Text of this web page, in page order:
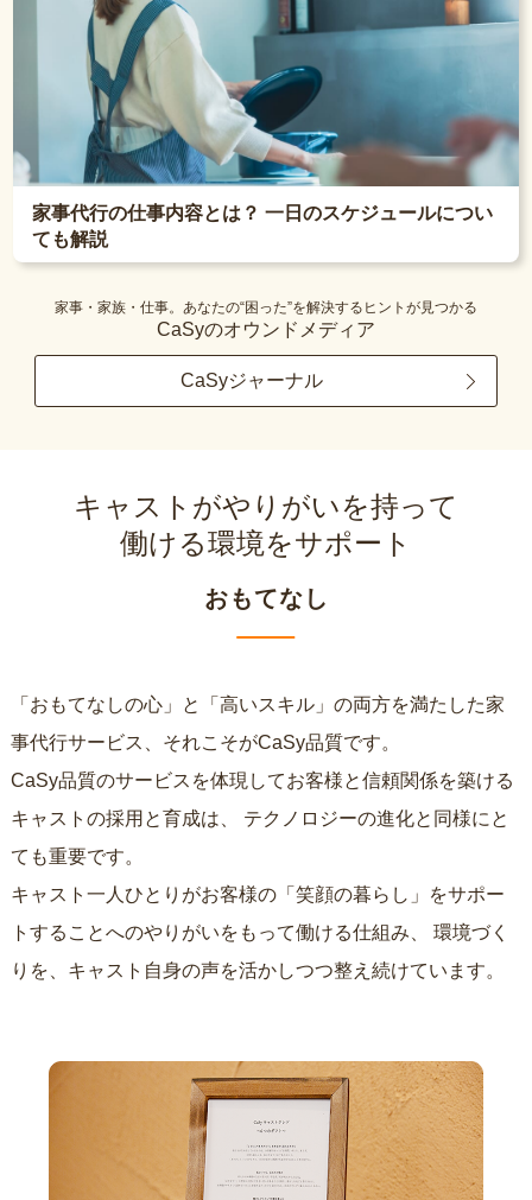
家事代行の仕事内容とは？ 一日のスケジュールについ
ても解説
家事・家族・仕事。あなたの“困った”を解決するヒントが見つかる
CaSyのオウンドメディア
CaSyジャーナル
キャストがやりがいを持って
働ける環境をサポート
おもてなし
「おもてなしの心」と「高いスキル」の両方を満たした家
事代行サービス、それこそがCaSy品質です。
CaSy品質のサービスを体現してお客様と信頼関係を築ける
キャストの採用と育成は、
ても重要です。
キャスト一人ひとりがお客様の「笑顔の暮らし」をサポー
トすることへのやりがいをもって働ける仕組み、
りを、キャスト自身の声を活かしつつ整え続けています。